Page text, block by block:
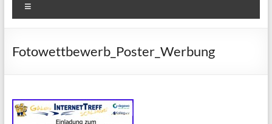
Fotowettbewerb_Poster_Werbung